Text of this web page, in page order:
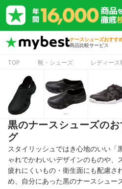
ナースシューズおすす
商品比較サービス
TOP 靴・シューズ レディース
黒のナースシューズの
グ
スタイリッシュではき心地のいい「
ゃれでかわいいデザインのものや、
疲れにくいもの・衛生面にも配慮さ
め、自分にあった黒のナースシュー